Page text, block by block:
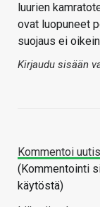
luurien
ovat luopuneet
suojaus ei
Kirjaudu sisään
Kommentoi
(Kommentointi
käytöstä)